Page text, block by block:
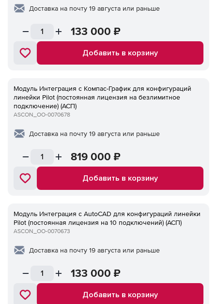
Доставка на почту 19 августа или раньше
133 000 ₽
Добавить в корзину
Модуль Интеграция с Компaс-График для конфигураций
линейки Pilot (постоянная лицензия на безлимитное
подключение) (АСП)
ASCON_ОО-0070678
Доставка на почту 19 августа или раньше
819 000 ₽
Добавить в корзину
Модуль Интеграция с AutoCAD для конфигураций линейки
Pilot (постоянная лицензия на 10 подключений) (АСП)
ASCON_ОО-0070673
Доставка на почту 19 августа или раньше
133 000 ₽
Добавить в корзину